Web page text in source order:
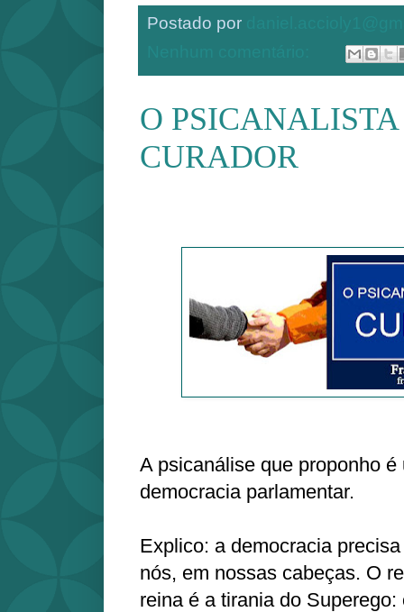
Postado por
O
CURADOR
A psicanálise que proponho
democracia parlamentar.
Explico: a democracia
nós, em nossas cabeças. O
reina é a tirania do Superego: